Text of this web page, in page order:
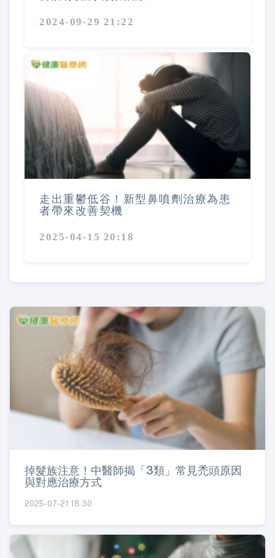
2024-09-29 21:22
走出重鬱低谷！新型鼻噴劑治療為患
者帶來改善契機
2025-04-15 20:18
掉髮族注意！中醫師揭「3類」常見禿頭原因
與對應治療方式
2025-07-21 18:30